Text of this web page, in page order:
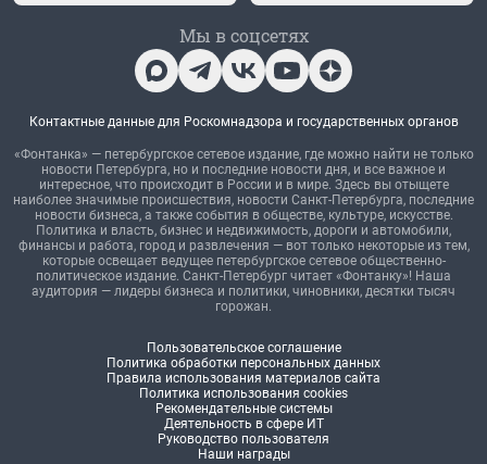
Мы в соцсетях
Контактные данные для Роскомнадзора и государственных органов
«Фонтанка» — петербургское сетевое издание, где можно найти не только
новости Петербурга, но и последние новости дня, и все важное и
интересное, что происходит в России и в мире. Здесь вы отыщете
наиболее значимые происшествия, новости Санкт-Петербурга, последние
новости бизнеса, а также события в обществе, культуре, искусстве.
Политика и власть, бизнес и недвижимость, дороги и автомобили,
финансы и работа, город и развлечения — вот только некоторые из тем,
которые освещает ведущее петербургское сетевое общественно-
политическое издание. Санкт-Петербург читает «Фонтанку»! Наша
аудитория — лидеры бизнеса и политики, чиновники, десятки тысяч
горожан.
Пользовательское соглашение
Политика обработки персональных данных
Правила использования материалов сайта
Политика использования cookies
Рекомендательные системы
Деятельность в сфере ИТ
Руководство пользователя
Наши награды